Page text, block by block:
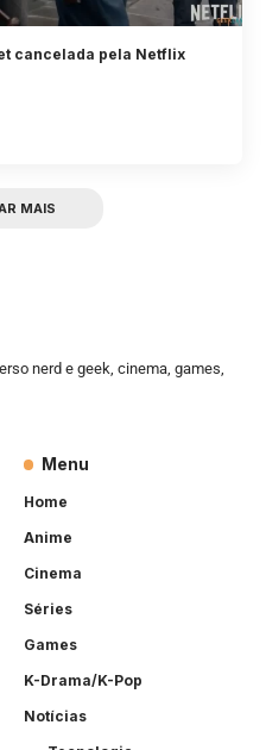
cancelada pela Netflix
MAIS
nerd e geek, cinema, games,
Menu
Home
Anime
Cinema
Séries
Games
K-Drama/K-Pop
Notícias